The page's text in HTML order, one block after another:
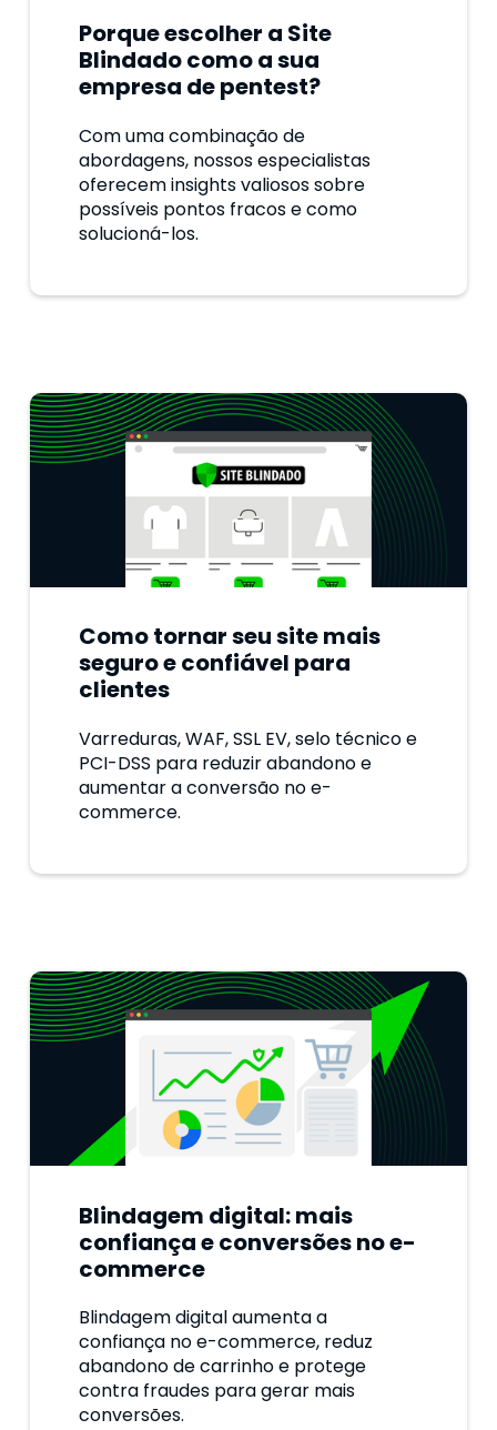
Porque escolher a Site
Blindado como a sua
empresa de pentest?
Com uma combinação de
abordagens, nossos especialistas
oferecem insights valiosos sobre
possíveis pontos fracos e como
solucioná-los.
Como tornar seu site mais
seguro e confiável para
clientes
Varreduras, WAF, SSL EV, selo técnico e
PCI-DSS para reduzir abandono e
aumentar a conversão no e-
commerce.
Blindagem digital: mais
confiança e conversões no e-
commerce
Blindagem digital aumenta a
confiança no e-commerce, reduz
abandono de carrinho e protege
contra fraudes para gerar mais
conversões.